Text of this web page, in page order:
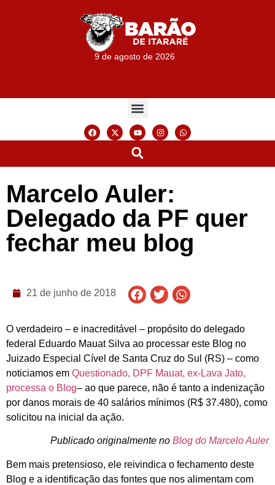
9 de agosto de 2026
Marcelo Auler:
Delegado da PF quer
fechar meu blog
21 de junho de 2018
O verdadeiro – e inacreditável – propósito do delegado
federal Eduardo Mauat Silva ao processar este Blog no
Juizado Especial Cível de Santa Cruz do Sul (RS) – como
noticiamos em Questionado, DPF Mauat, ex-Lava Jato,
processa o Blog– ao que parece, não é tanto a indenização
por danos morais de 40 salários mínimos (R$ 37.480), como
solicitou na inicial da ação.
Publicado originalmente no Blog do Marcelo Auler
Bem mais pretensioso, ele reivindica o fechamento deste
Blog e a identificação das fontes que nos alimentam com